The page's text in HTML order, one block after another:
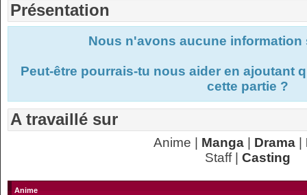
Présentation
Nous n'avons aucune
Peut-être pourrais-tu nous aider en ajoutant
cette partie ?
A travaillé sur
Anime | Manga| Drama|
Staff | Casting
Anime